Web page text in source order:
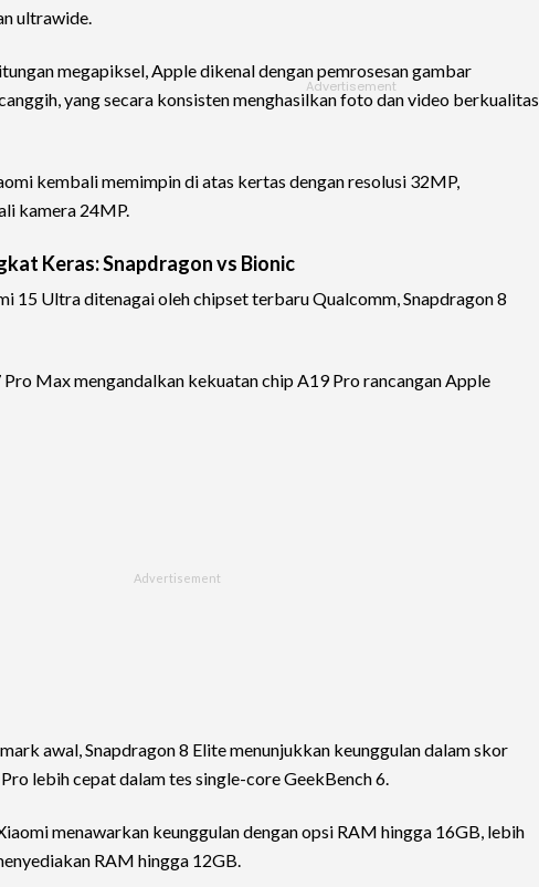
ultrawide.
megapiksel, Apple dikenal dengan pemrosesan gambar
yang secara konsisten menghasilkan foto dan video berkualitas
kembali memimpin di atas kertas dengan resolusi 32MP,
kamera 24MP.
Keras: Snapdragon vs Bionic
15 Ultra ditenagai oleh chipset terbaru Qualcomm, Snapdragon 8
Pro Max mengandalkan kekuatan chip A19 Pro rancangan Apple
awal, Snapdragon 8 Elite menunjukkan keunggulan dalam skor
lebih cepat dalam tes single-core GeekBench 6.
menawarkan keunggulan dengan opsi RAM hingga 16GB, lebih
RAM hingga 12GB.